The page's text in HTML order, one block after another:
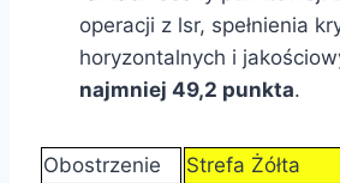
operacji z lsr, spełnienia
horyzontalnych i
najmniej 49,2 punkta.
Obostrzenie Strefa Żółta